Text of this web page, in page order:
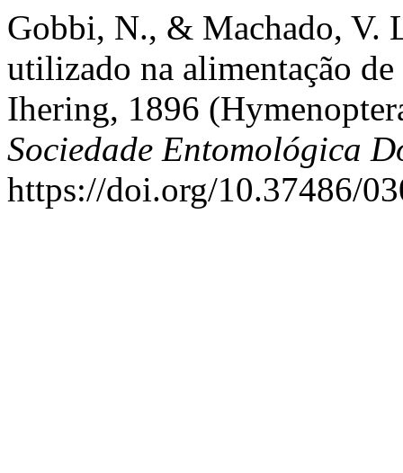
Gobbi, N., & Machado, V.
utilizado na alimentação
Ihering, 1896
Sociedade Entomológica
https://doi.org/10.37486/